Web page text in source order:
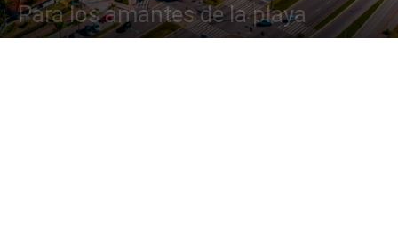
Para los amantes de la playa